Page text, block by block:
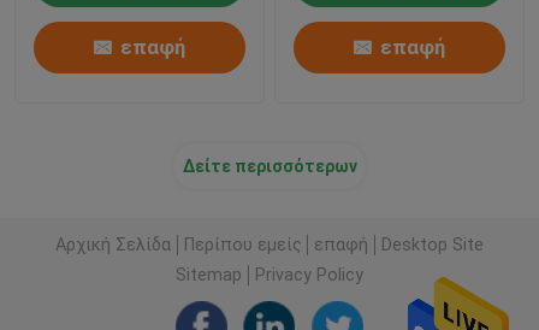
επαφή
Ταψί για κέικ
επαφή
Δείτε περισσότερων
Αρχική Σελίδα Περίπου εμείς επαφή
Desktop Site
Sitemap
Privacy Policy